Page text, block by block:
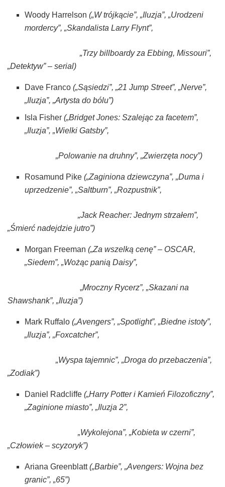
Woody Harrelson(„W trójkącie”, „Iluzja”, „Urodzeni
mordercy”, „Skandalista Larry Flynt”,
„Trzy billboardy za Ebbing, Missouri”,
„Detektyw” – serial)
Dave Franco(„Sąsiedzi”, „21 Jump Street”, „Nerve”,
„Iluzja”, „Artysta do bólu”)
Isla Fisher („Bridget Jones: Szalejąc za facetem”,
„Iluzja”, „Wielki Gatsby”,
„Polowanie na druhny”, „Zwierzęta nocy”)
Rosamund Pike(„Zaginiona dziewczyna”, „Duma i
uprzedzenie”, „Saltburn”, „Rozpustnik”,
„Jack Reacher: Jednym strzałem”,
„Śmierć nadejdzie jutro”)
Morgan Freeman(„Za wszelką cenę” – OSCAR,
„Siedem”, „Wożąc panią Daisy”,
„Mroczny Rycerz”, „Skazani na
Shawshank”, „Iluzja”)
Mark Ruffalo(„Avengers”, „Spotlight”, „Biedne istoty”,
„Iluzja”, „Foxcatcher”,
„Wyspa tajemnic”, „Droga do przebaczenia”,
„Zodiak”)
Daniel Radcliffe(„Harry Potter i Kamień Filozoficzny”,
„Zaginione miasto”, „Iluzja 2”,
„Wykolejona”, „Kobieta w czerni”,
„Człowiek – scyzoryk”)
Ariana Greenblatt(„Barbie”, „Avengers: Wojna bez
granic”, „65”)